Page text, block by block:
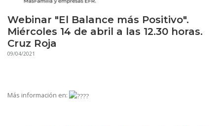
Webinar "El Balance más Positivo".
Miércoles 14 de abril a las 12.30 horas.
Cruz Roja
09/04/2021
Más información en: